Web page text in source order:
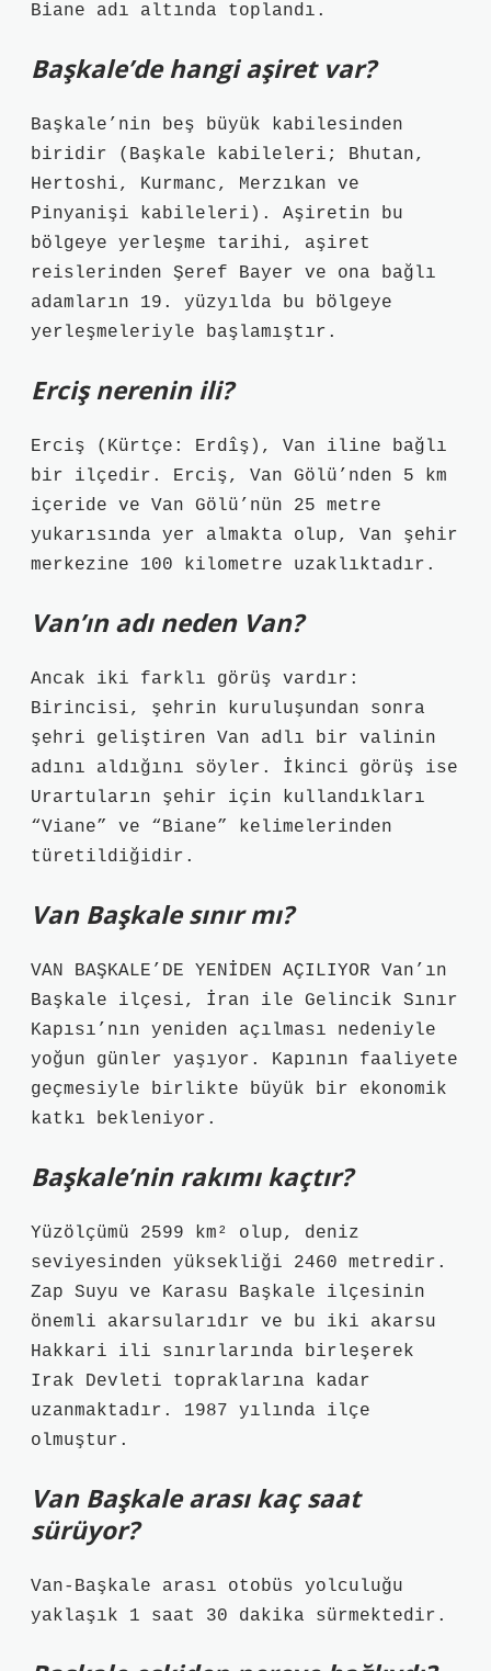
Biane adı altında toplandı.
Başkale’de hangi aşiret var?
Başkale’nin beş büyük kabilesinden
biridir (Başkale kabileleri; Bhutan,
Hertoshi, Kurmanc, Merzıkan ve
Pinyanişi kabileleri). Aşiretin bu
bölgeye yerleşme tarihi, aşiret
reislerinden Şeref Bayer ve ona bağlı
adamların 19. yüzyılda bu bölgeye
yerleşmeleriyle başlamıştır.
Erciş nerenin ili?
Erciş (Kürtçe: Erdîş), Van iline bağlı
bir ilçedir. Erciş, Van Gölü’nden 5 km
içeride ve Van Gölü’nün 25 metre
yukarısında yer almakta olup, Van şehir
merkezine 100 kilometre uzaklıktadır.
Van’ın adı neden Van?
Ancak iki farklı görüş vardır:
Birincisi, şehrin kuruluşundan sonra
şehri geliştiren Van adlı bir valinin
adını aldığını söyler. İkinci görüş ise
Urartuların şehir için kullandıkları
“Viane” ve “Biane” kelimelerinden
türetildiğidir.
Van Başkale sınır mı?
VAN BAŞKALE’DE YENİDEN AÇILIYOR Van’ın
Başkale ilçesi, İran ile Gelincik Sınır
Kapısı’nın yeniden açılması nedeniyle
yoğun günler yaşıyor. Kapının faaliyete
geçmesiyle birlikte büyük bir ekonomik
katkı bekleniyor.
Başkale’nin rakımı kaçtır?
Yüzölçümü 2599 km² olup, deniz
seviyesinden yüksekliği 2460 metredir.
Zap Suyu ve Karasu Başkale ilçesinin
önemli akarsularıdır ve bu iki akarsu
Hakkari ili sınırlarında birleşerek
Irak Devleti topraklarına kadar
uzanmaktadır. 1987 yılında ilçe
olmuştur.
Van Başkale arası kaç saat
sürüyor?
Van-Başkale arası otobüs yolculuğu
yaklaşık 1 saat 30 dakika sürmektedir.